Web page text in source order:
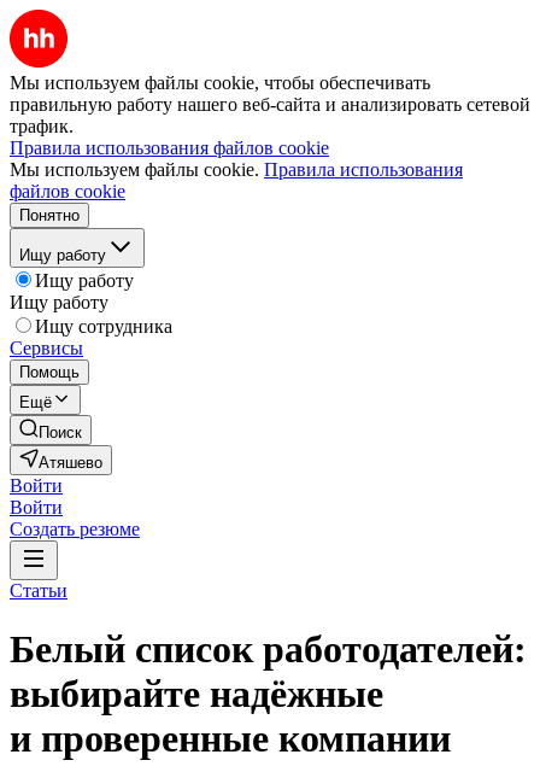
Мы используем файлы cookie, чтобы обеспечивать
правильную работу нашего веб-сайта и анализировать сетевой
трафик.
Правила использования файлов cookie
Мы используем файлы cookie. Правила использования
файлов cookie
Понятно
Ищу работу
Ищу работу
Ищу работу
Ищу сотрудника
Сервисы
Помощь
Ещё
Поиск
Атяшево
Войти
Войти
Создать резюме
Статьи
Белый список работодателей:
выбирайте надёжные
и проверенные компании